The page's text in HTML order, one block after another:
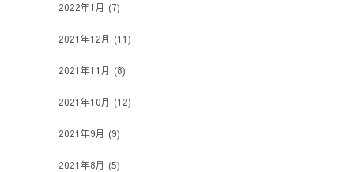
2022年1月 (7)
2021年12月 (11)
2021年11月 (8)
2021年10月 (12)
2021年9月 (9)
2021年8月 (5)